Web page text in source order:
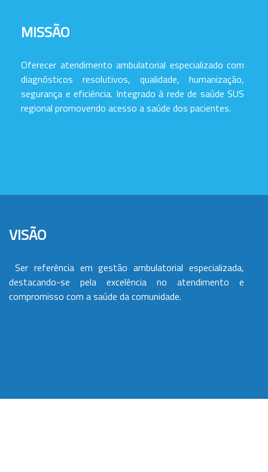
MISSÃO
Oferecer atendimento ambulatorial especializado com
diagnósticos resolutivos, qualidade, humanização,
segurança e eficiência. Integrado à rede de saúde SUS
regional promovendo acesso a saúde dos pacientes.
VISÃO
Ser referência em gestão ambulatorial especializada,
destacando-se pela excelência no atendimento e
compromisso com a saúde da comunidade.